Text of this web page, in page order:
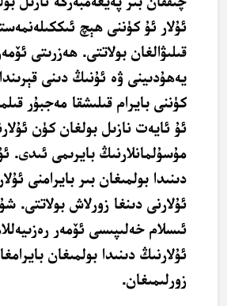
ئۇلار ئۇ كۈننى ھېچ
قىلىۋالغان بولاتتى. ھەزرىتى
يەھۇدىينى ۋە ئۇنىڭ دىنى
كۈننى بايرام قىلىشقا مەجبۇر
ئۇ ئايەت نازىل بولغان كۈن
مۇسۇلمانلارنىڭ بايرىمى ئىدى.
دىنىدا بولمىغان بىر بايرامنى
ئۇلارنى دىنغا زورلاش بولاتتى.
ئىسلام خەلىپىسى ئۆمەر
ئۇلارنىڭ دىنىدا بولمىغان
زورلىمىغان.